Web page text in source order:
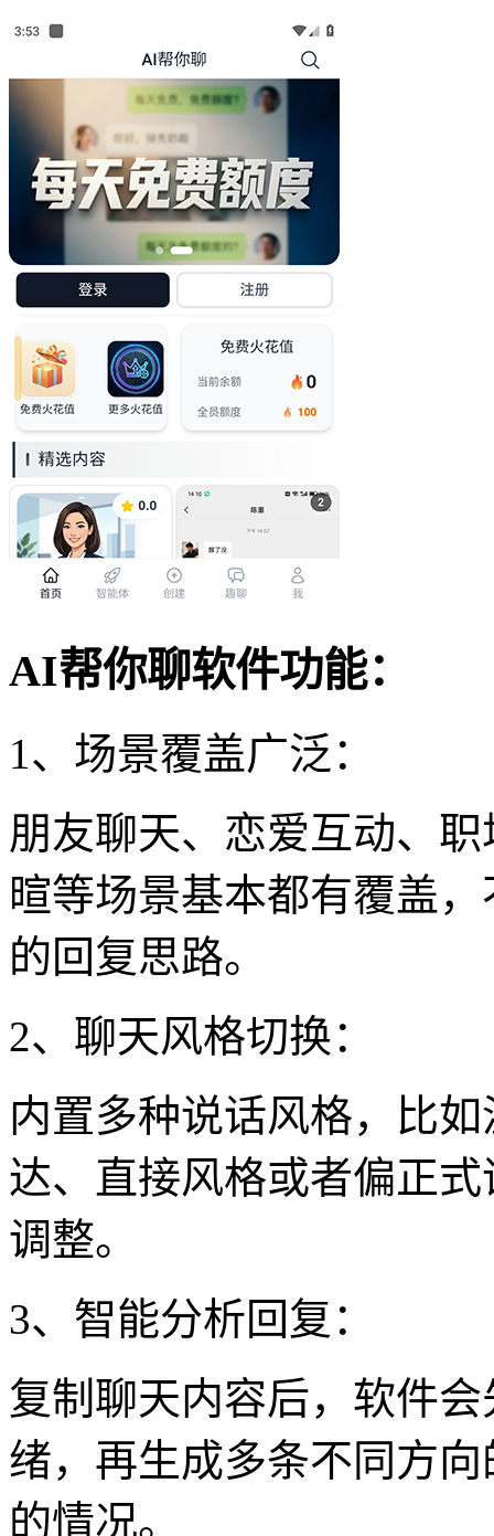
AI帮你聊软件功能：
1、场景覆盖广泛：
朋友聊天、恋爱互动、
暄等场景基本都有覆盖
的回复思路。
2、聊天风格切换：
内置多种说话风格，比
达、直接风格或者偏正
调整。
3、智能分析回复：
复制聊天内容后，软件
绪，再生成多条不同方
的情况。